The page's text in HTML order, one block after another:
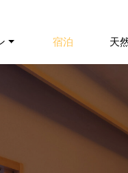
宿泊 天